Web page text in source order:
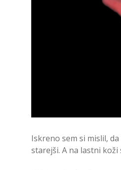
Iskreno sem si mislil,
starejši. A na lastni